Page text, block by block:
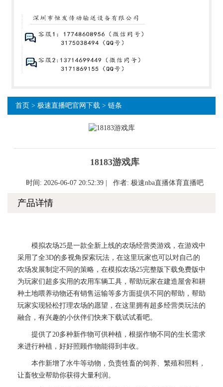
首页 > 极速直播吧官网下载 > 链条
18183游戏库
时间: 2026-06-07 20:52:39 | 作者: 极速nba直播体育直播吧
产品详情
模拟农场25是一款全新上线的农场经营类游戏，在游戏中
采用了全3D的多视角探索玩法，在这里玩家也可以对自己的
农场发展制定不同的策略，在模拟农场25完整版下载免费版中
为玩家们超多实用的农用车辆工具，帮助玩家在建造屋舍和耕
种土地喂养动物还有销售运输等多方面提供不同的帮助，帮助
玩家实现轻松打理农场的愿望，在这里拥有超多经营类玩法的
融合，有兴趣的小伙伴们快来下载试试看吧。
提供了20多种新作物可供种植，根据作物不同的生长需求
来进行种植，好好照顾作物能得到丰收。
本作新增了水牛等动物，负责牲畜的饲养、繁殖和照料，
让畜牧业帮助你获得大量利润。